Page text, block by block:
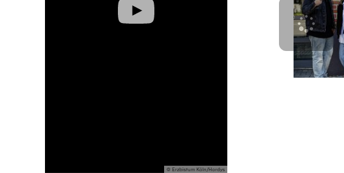
© Erzbistum Köln/Hordys